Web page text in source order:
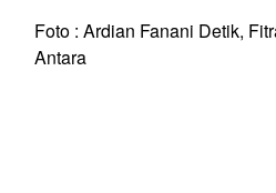
Foto : Ardian Fanani Detik,
Antara